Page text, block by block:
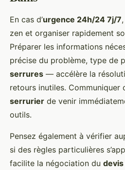
En cas d’urgence 24h/24 7j/7
zen et organiser rapidement
Préparer les informations
précise du problème, type de
serrures — accélère la
retours inutiles. Communiquer
serrurier de venir
outils.
Pensez également à vérifier
si des règles particulières
facilite la négociation du